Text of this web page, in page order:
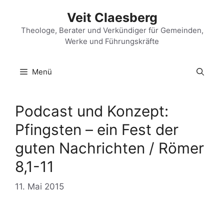
springen
Veit Claesberg
Theologe, Berater und Verkündiger für Gemeinden,
Werke und Führungskräfte
Menü
Podcast und Konzept:
Pfingsten – ein Fest der
guten Nachrichten / Römer
8,1-11
11. Mai 2015